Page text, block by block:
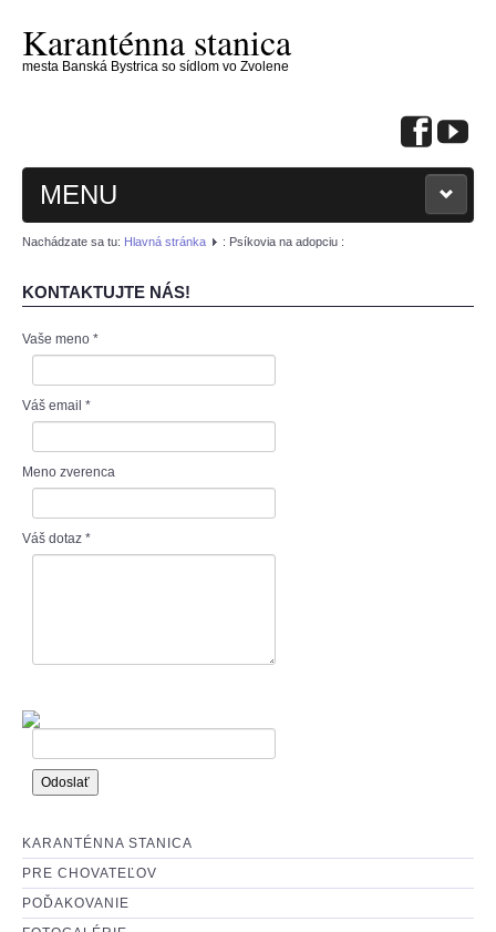
Karanténna stanica
mesta Banská Bystrica so sídlom vo Zvolene
MENU
: KONTAKTUJTE NÁS :
: PSÍKOVIA NA ADOPCIU :
: MAČIČKY NA ADOPCIU :
: O ADOPCII :
Nachádzate sa tu: Hlavná stránka : Psíkovia na adopciu :
KONTAKTUJTE NÁS!
Vaše meno *
Váš email *
Meno zverenca
Váš dotaz *
KARANTÉNNA STANICA
PRE CHOVATEĽOV
POĎAKOVANIE